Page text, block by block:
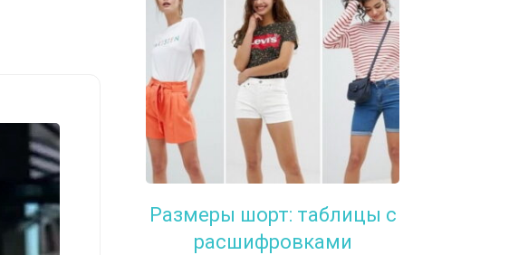
Размеры шорт: таблицы с
расшифровками